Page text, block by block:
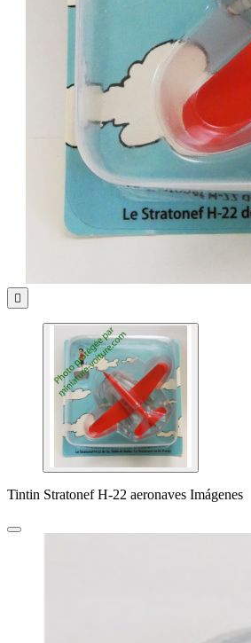

Tintin Stratonef H-22 aeronaves Imágenes